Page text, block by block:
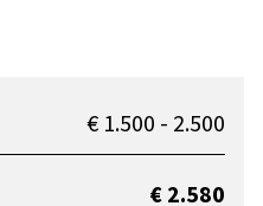
€ 1.500 - 2.500
€ 2.580